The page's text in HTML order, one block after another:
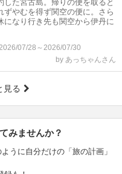
した宮古島。帰りの便を取ると
ずやむを得ず関空の便に。さら
になり行き先も関空から伊丹に
07/28～2026/07/30
by あっちゃんさん
見る
みませんか？
うに自分だけの「旅の計画」